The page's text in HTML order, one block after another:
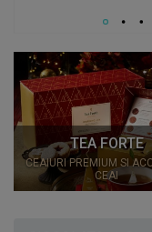
TEA FORTE
CEAIURI PREMIUM SI
CEAI